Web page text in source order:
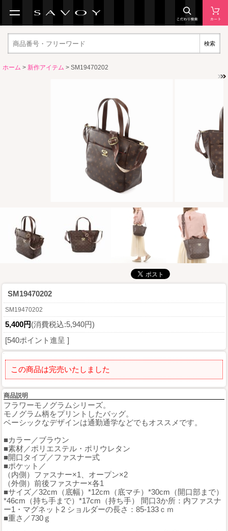
検索
ホーム > 新作アイテム > SM19470202
SM19470202
SM19470202
5,400円(消費税込:5,940円)
[540ポイント進呈 ]
この商品は完売いたしました
商品説明
フラワーモノグラムシリーズ。
モノグラム柄をプリントしたバッグ。
ベーシックなデザインは通勤通学などでもオススメです。
■カラー／ブラウン
■素材／ポリエステル・ポリウレタン
■開口タイプ／ファスナー式
■ポケット／
（内側）ファスナー×1、オープン×2
（外側）前後ファスナー×各1
■サイズ／32cm（底幅）*12cm（底マチ）*30cm（開口部まで）
*46cm（持ち手まで）*17cm（持ち手） 間口3か所：内ファスナ
ー1・マグネット2 ショルダーの長さ：85-133ｃｍ
■重さ／730ｇ